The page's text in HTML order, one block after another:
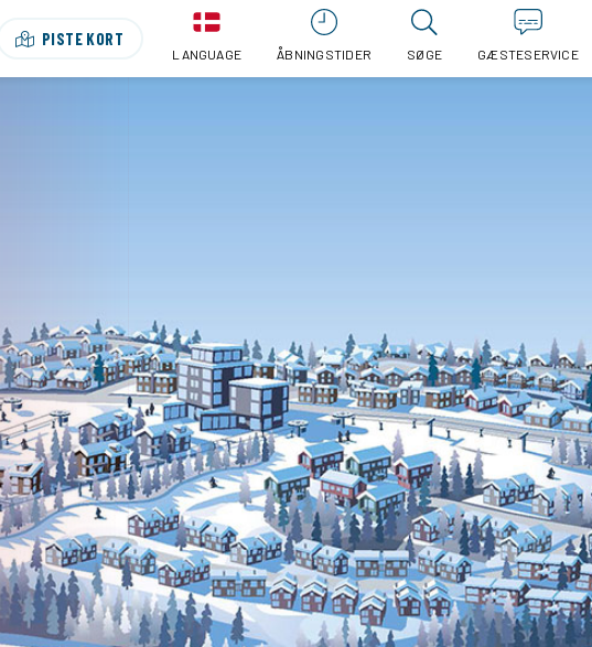
PISTE KORT
LANGUAGE ÅBNINGSTIDER SØGE GÆSTESERVICE